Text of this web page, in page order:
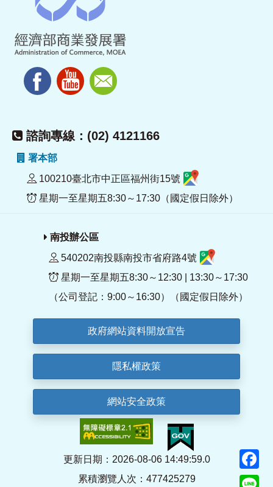
諮詢專線：(02) 4121166
署本部
100210臺北市中正區福州街15號
星期一至星期五8:30～17:30（國定假日除外）
南投辦公區
540202南投縣南投市省府路4號
星期一至星期五8:30～12:30 | 13:30～17:30
（公司登記：9:00～16:30）（國定假日除外）
政府網站資料開放宣告
隱私權政策
網站安全政策
更新日期：2026-08-06 14:49:59.0
累積瀏覽人次：477425279